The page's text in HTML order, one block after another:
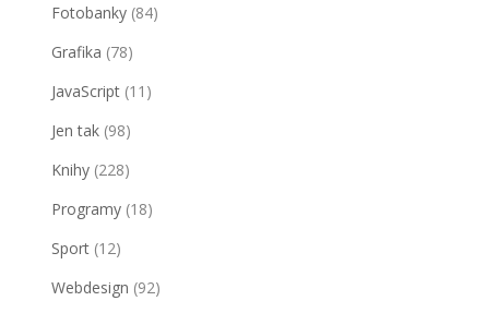
Fotobanky(84)
Grafika (78)
JavaScript(11)
Jen tak(98)
Knihy(228)
Programy(18)
Sport(12)
Webdesign (92)